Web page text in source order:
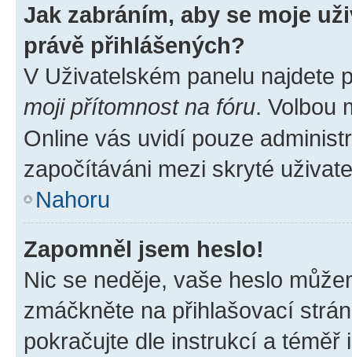
Jak zabráním, aby se moje
právě přihlášených?
V Uživatelském panelu najdete
moji přítomnost na fóru. Volbou
Online vás uvidí pouze
započítáváni mezi skryté
Nahoru
Zapomněl jsem heslo!
Nic se neděje, vaše heslo
zmáčkněte na přihlašovací
pokračujte dle instrukcí a téměř